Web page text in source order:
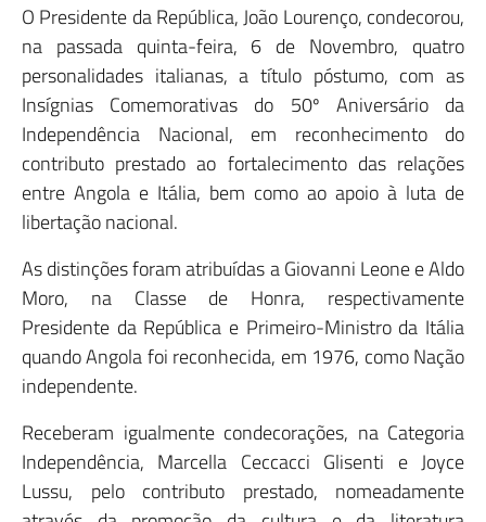
O Presidente da República, João Lourenço, condecorou,
na passada quinta-feira, 6 de Novembro, quatro
personalidades italianas, a título póstumo, com as
Insígnias Comemorativas do 50º Aniversário da
Independência Nacional, em reconhecimento do
contributo prestado ao fortalecimento das relações
entre Angola e Itália, bem como ao apoio à luta de
libertação nacional.
As distinções foram atribuídas a Giovanni Leone e Aldo
Moro, na Classe de Honra, respectivamente
Presidente da República e Primeiro-Ministro da Itália
quando Angola foi reconhecida, em 1976, como Nação
independente.
Receberam igualmente condecorações, na Categoria
Independência, Marcella Ceccacci Glisenti e Joyce
Lussu, pelo contributo prestado, nomeadamente